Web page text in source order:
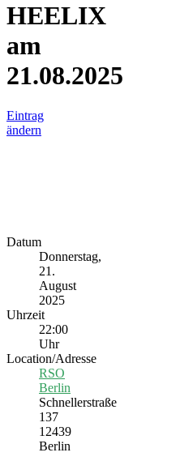
HEELIX
am
21.08.2025
Eintrag
ändern
Datum
Donnerstag,
21.
August
2025
Uhrzeit
22:00
Uhr
Location/Adresse
RSO
Berlin
Schnellerstraße
137
12439
Berlin